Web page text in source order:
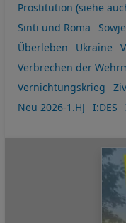
Prostitution (siehe
Sinti und Roma
Überleben
Ukraine
Verbrechen der
Vernichtungskrieg
Neu 2026-1.HJ
I:DES